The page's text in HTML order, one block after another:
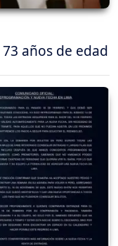
años de edad